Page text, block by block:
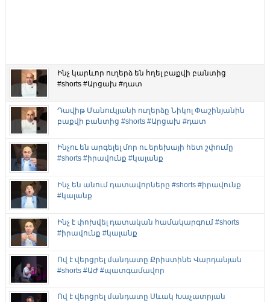
Ինչ կարևոր ուղերձ են հղել բաքվի բանտից
#shorts #Արցախ #դատ
Դավիթ Մանուկյանի ուղերձը Նիկոլ Փաշինյանին
բաքվի բանտից #shorts #Արցախ #դատ
Ինչու են արգելել մոր ու երեխայի հետ շփումը
#shorts #իրավունք #կալանք
Ինչ են անում դատավորները #shorts #իրավունք
#կալանք
Ինչ է փոխվել դատական համակարգում #shorts
#իրավունք #կալանք
Ով է վերցրել մանդատը Քրիստինե Վարդանյան
#shorts #ԱԺ #պատգամավոր
Ով է վերցրել մանդատը Սևակ Խաչատրյան